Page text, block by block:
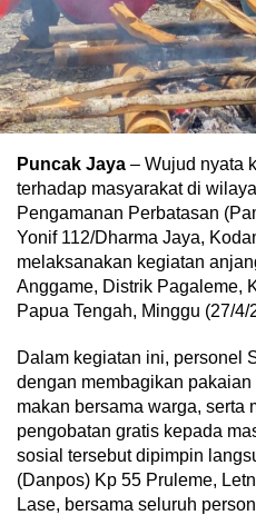
Puncak Jaya – Wujud nyata
terhadap masyarakat di
Pengamanan Perbatasan
Yonif 112/Dharma Jaya,
melaksanakan kegiatan
Anggame, Distrik Pagaleme,
Papua Tengah, Minggu (27/4/
Dalam kegiatan ini, personel
dengan membagikan
makan bersama warga, serta
pengobatan gratis kepada
sosial tersebut dipimpin
(Danpos) Kp 55 Pruleme,
Lase, bersama seluruh